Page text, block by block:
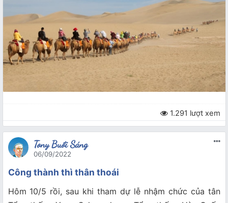
1.291 lượt xem
Tony Buổi Sáng
06/09/2022
Công thành thì thân thoái
Hôm 10/5 rồi, sau khi tham dự lễ nhậm chức của tân